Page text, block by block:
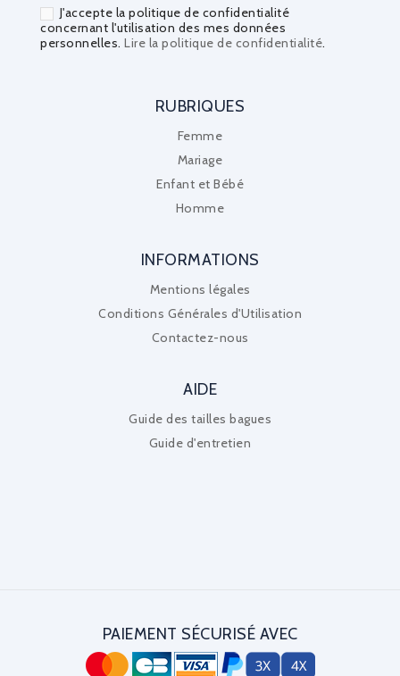
J'accepte la politique de confidentialité
concernant l'utilisation des mes données
personnelles. Lire la politique de confidentialité.
RUBRIQUES
Femme
Mariage
Enfant et Bébé
Homme
INFORMATIONS
Mentions légales
Conditions Générales d'Utilisation
Contactez-nous
AIDE
Guide des tailles bagues
Guide d'entretien
PAIEMENT SÉCURISÉ AVEC